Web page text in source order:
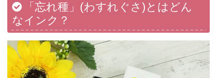
「忘れ種」(わすれぐさ)とはどん
なインク？